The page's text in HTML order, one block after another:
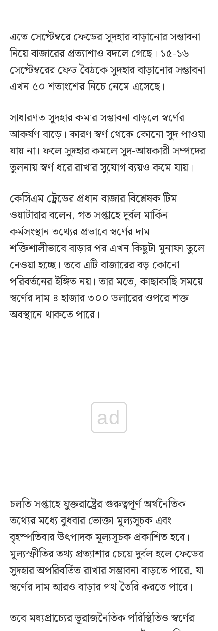
এতে সেপ্টেম্বরে ফেডের সুদহার বাড়ানোর সম্ভাবনা
নিয়ে বাজারের প্রত্যাশাও বদলে গেছে। ১৫-১৬
সেপ্টেম্বরের ফেড বৈঠকে সুদহার বাড়ানোর সম্ভাবনা
এখন ৫০ শতাংশের নিচে নেমে এসেছে।
সাধারণত সুদহার কমার সম্ভাবনা বাড়লে স্বর্ণের
আকর্ষণ বাড়ে। কারণ স্বর্ণ থেকে কোনো সুদ পাওয়া
যায় না। ফলে সুদহার কমলে সুদ-আয়কারী সম্পদের
তুলনায় স্বর্ণ ধরে রাখার সুযোগ ব্যয়ও কমে যায়।
কেসিএম ট্রেডের প্রধান বাজার বিশ্লেষক টিম
ওয়াটারার বলেন, গত সপ্তাহে দুর্বল মার্কিন
কর্মসংস্থান তথ্যের প্রভাবে স্বর্ণের দাম
শক্তিশালীভাবে বাড়ার পর এখন কিছুটা মুনাফা তুলে
নেওয়া হচ্ছে। তবে এটি বাজারের বড় কোনো
পরিবর্তনের ইঙ্গিত নয়। তার মতে, কাছাকাছি সময়ে
স্বর্ণের দাম ৪ হাজার ৩০০ ডলারের ওপরে শক্ত
অবস্থানে থাকতে পারে।
ad
চলতি সপ্তাহে যুক্তরাষ্ট্রের গুরুত্বপূর্ণ অর্থনৈতিক
তথ্যের মধ্যে বুধবার ভোক্তা মূল্যসূচক এবং
বৃহস্পতিবার উৎপাদক মূল্যসূচক প্রকাশিত হবে।
মূল্যস্ফীতির তথ্য প্রত্যাশার চেয়ে দুর্বল হলে ফেডের
সুদহার অপরিবর্তিত রাখার সম্ভাবনা বাড়তে পারে, যা
স্বর্ণের দাম আরও বাড়ার পথ তৈরি করতে পারে।
তবে মধ্যপ্রাচ্যের ভূরাজনৈতিক পরিস্থিতিও স্বর্ণের